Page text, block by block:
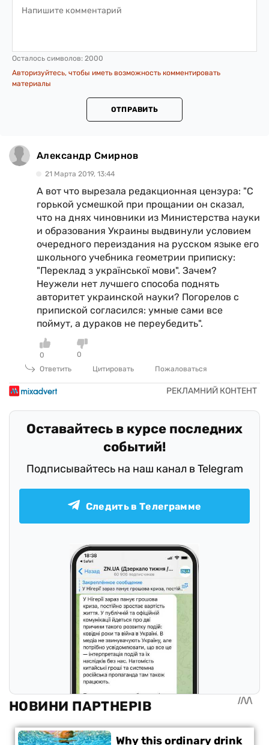
Осталось символов: 2000
Авторизуйтесь, чтобы иметь возможность комментировать
материалы
ОТПРАВИТЬ
Александр Смирнов
21 Марта 2019, 13:44
А вот что вырезала редакционная цензура: "С
горькой усмешкой при прощании он сказал,
что на днях чиновники из Министерства науки
и образования Украины выдвинули условием
очередного переиздания на русском языке его
школьного учебника геометрии приписку:
"Переклад з української мови". Зачем?
Неужели нет лучшего способа поднять
авторитет украинской науки? Погорелов с
припиской согласился: умные сами все
поймут, а дураков не переубедить".
0
0
Ответить
Цитировать Пожаловаться
Оставайтесь в курсе последних
событий!
Подписывайтесь на наш канал в Telegram
Следить в Телеграмме